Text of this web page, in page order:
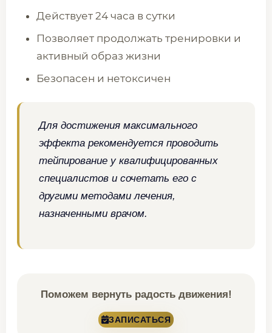
Действует 24 часа в сутки
Позволяет продолжать тренировки и
активный образ жизни
Безопасен и нетоксичен
Для достижения максимального
эффекта рекомендуется проводить
тейпирование у квалифицированных
специалистов и сочетать его с
другими методами лечения,
назначенными врачом.
Поможем вернуть радость движения!
ЗАПИСАТЬСЯ